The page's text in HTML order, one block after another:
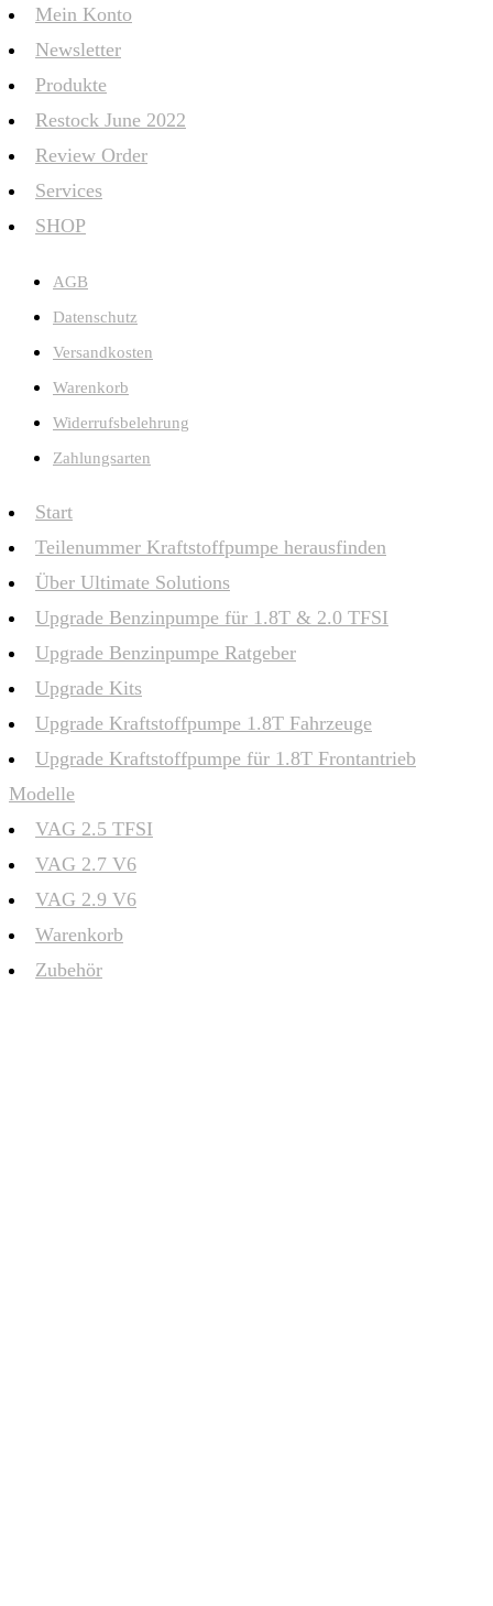
Mein Konto
Newsletter
Produkte
Restock June 2022
Review Order
Services
SHOP
AGB
Datenschutz
Versandkosten
Warenkorb
Widerrufsbelehrung
Zahlungsarten
Start
Teilenummer Kraftstoffpumpe herausfinden
Über Ultimate Solutions
Upgrade Benzinpumpe für 1.8T & 2.0 TFSI
Upgrade Benzinpumpe Ratgeber
Upgrade Kits
Upgrade Kraftstoffpumpe 1.8T Fahrzeuge
Upgrade Kraftstoffpumpe für 1.8T Frontantrieb
Modelle
VAG 2.5 TFSI
VAG 2.7 V6
VAG 2.9 V6
Warenkorb
Zubehör